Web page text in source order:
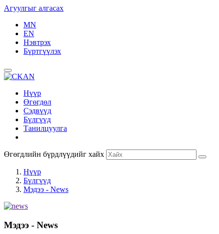
Агуулгыг алгасах
MN
EN
Нэвтрэх
Бүртгүүлэх
Нүүр
Өгөгдөл
Сэдвүүд
Бүлгүүд
Танилцуулга
Өгөгдлийн бүрдлүүдийг хайх
Нүүр
Бүлгүүд
Мэдээ - News
Мэдээ - News